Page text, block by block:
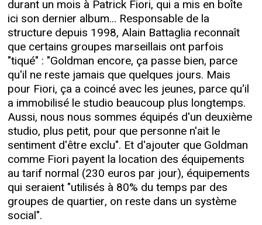
durant un mois à Patrick Fiori, qui a mis en boîte
ici son dernier album... Responsable de la
structure depuis 1998, Alain Battaglia reconnaît
que certains groupes marseillais ont parfois
"tiqué" : "Goldman encore, ça passe bien, parce
qu'il ne reste jamais que quelques jours. Mais
pour Fiori, ça a coincé avec les jeunes, parce qu'il
a immobilisé le studio beaucoup plus longtemps.
Aussi, nous nous sommes équipés d'un deuxième
studio, plus petit, pour que personne n'ait le
sentiment d'être exclu". Et d'ajouter que Goldman
comme Fiori payent la location des équipements
au tarif normal (230 euros par jour), équipements
qui seraient "utilisés à 80% du temps par des
groupes de quartier, on reste dans un système
social".